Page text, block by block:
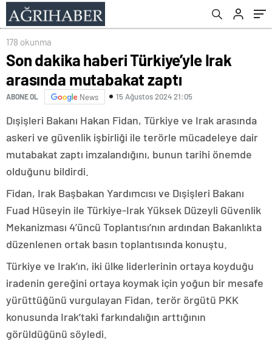
178 okunma
Son dakika haberi Türkiye’yle Irak
arasında mutabakat zaptı
ABONE OL News 15 Ağustos 2024 21:05
Dışişleri Bakanı Hakan Fidan, Türkiye ve Irak arasında
askeri ve güvenlik işbirliği ile terörle mücadeleye dair
mutabakat zaptı imzalandığını, bunun tarihi önemde
olduğunu bildirdi.
Fidan, Irak Başbakan Yardımcısı ve Dışişleri Bakanı
Fuad Hüseyin ile Türkiye-Irak Yüksek Düzeyli Güvenlik
Mekanizması 4’üncü Toplantısı’nın ardından Bakanlıkta
düzenlenen ortak basın toplantısında konuştu.
Türkiye ve Irak’ın, iki ülke liderlerinin ortaya koyduğu
iradenin gereğini ortaya koymak için yoğun bir mesafe
yürüttüğünü vurgulayan Fidan, terör örgütü PKK
konusunda Irak’taki farkındalığın arttığının
görüldüğünü söyledi.